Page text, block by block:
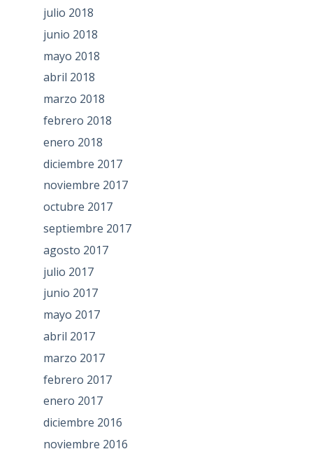
julio 2018
junio 2018
mayo 2018
abril 2018
marzo 2018
febrero 2018
enero 2018
diciembre 2017
noviembre 2017
octubre 2017
septiembre 2017
agosto 2017
julio 2017
junio 2017
mayo 2017
abril 2017
marzo 2017
febrero 2017
enero 2017
diciembre 2016
noviembre 2016